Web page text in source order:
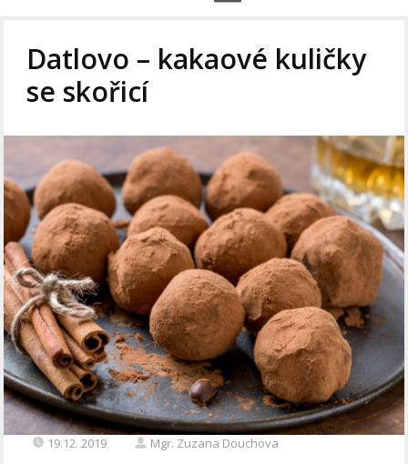
Datlovo – kakaové kuličky
se skořicí
19.12. 2019 Mgr. Zuzana Douchova